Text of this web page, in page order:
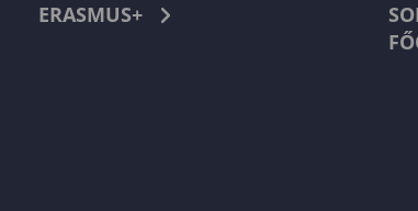
ERASMUS+